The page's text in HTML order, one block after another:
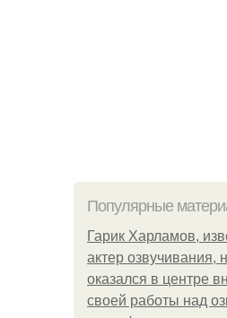
Популярные
Гарик Харламов,
актер озвучивания,
оказался в центре
своей работы над